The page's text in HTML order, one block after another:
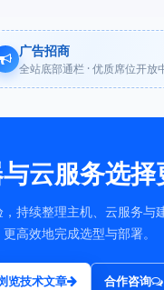
广告招商
全站底部通栏 · 优质席位开放
云服务选
持续整理主机、云服务与
更高效地完成选型与部署。
览技术文章 合作咨询